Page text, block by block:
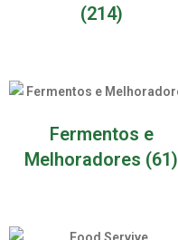
(214)
Fermentos e
Melhoradores (61)